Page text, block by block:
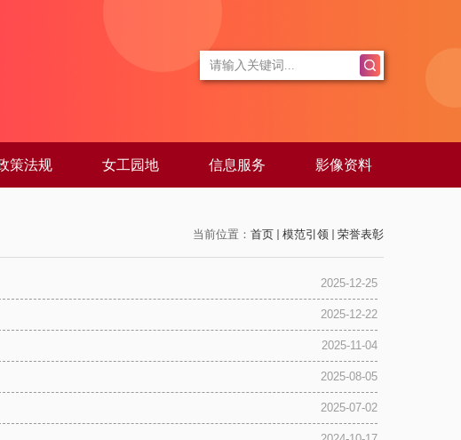
策法规 女工园地 信息服务 影像资料
当前位置： 首页 模范引领 荣誉表彰
2025-12-25
2025-12-22
2025-11-04
2025-08-05
2025-07-02